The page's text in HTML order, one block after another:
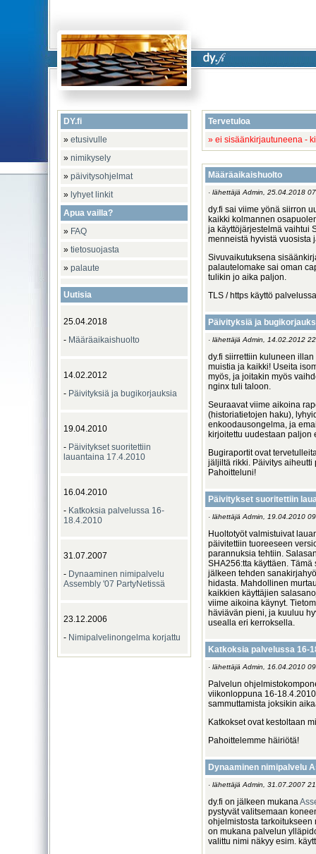
DY.fi
» etusivulle
» nimikysely
» päivitysohjelmat
» lyhyet linkit
Apua vailla?
» FAQ
» tietosuojasta
» palaute
Uutisia
25.04.2018
- Määräaikaishuolto
14.02.2012
- Päivityksiä ja bugikorjauksia
19.04.2010
- Päivitykset suoritettiin
lauantaina 17.4.2010
16.04.2010
- Katkoksia palvelussa 16-
18.4.2010
31.07.2007
- Dynaaminen nimipalvelu
Assembly '07 PartyNetissä
23.12.2006
- Nimipalvelinongelma korjattu
Tervetuloa
» ei sisäänkirjautuneena -
Määräaikaishuolto
· lähettäjä Admin, 25.04.2018
dy.fi sai viime yönä siirron
kaikki kolmannen
ja käyttöjärjestelmä vaihtui
menneistä hyvistä vuosista
Sivuvaikutuksena
palautelomake sai oman
tulikin jo aika paljon.
TLS / https käyttö
Päivityksiä ja
· lähettäjä Admin, 14.02.2012
dy.fi siirrettiin kuluneen
muistia ja kaikki! Useita
myös, ja joitakin myös
nginx tuli taloon.
Seuraavat viime aikoina
(historiatietojen haku),
enkoodausongelma, ja
kirjoitettu uudestaan
Bugiraportit ovat
jäljiltä rikki. Päivitys
Pahoitteluni!
Päivitykset suoritettiin
· lähettäjä Admin, 19.04.2010
Huoltotyöt valmistuivat
päivitettiin tuoreeseen
parannuksia tehtiin.
SHA256:tta käyttäen.
jälkeen tehden
hidasta. Mahdollinen
kaikkien käyttäjien
viime aikoina käynyt.
häviävän pieni, ja kuuluu
usealla eri kerroksella.
Katkoksia palvelussa 16-
· lähettäjä Admin, 16.04.2010
Palvelun
viikonloppuna 16-
sammuttamista joksikin
Katkokset ovat kestoltaan
Pahoittelemme häiriötä!
Dynaaminen nimipalvelu
· lähettäjä Admin, 31.07.2007
dy.fi on jälkeen mukana
pystyvät valitsemaan
ohjelmistosta
on mukana palvelun
valittu nimi näkyy esim.